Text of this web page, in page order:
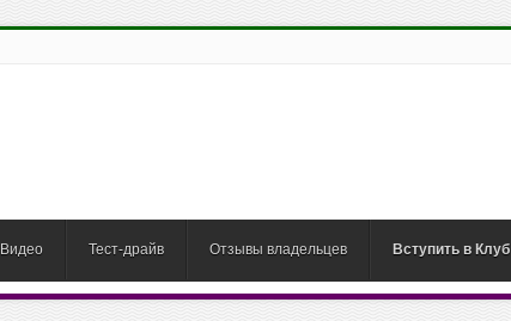
Видео Тест-драйв Отзывы владельцев Вступить в Клуб